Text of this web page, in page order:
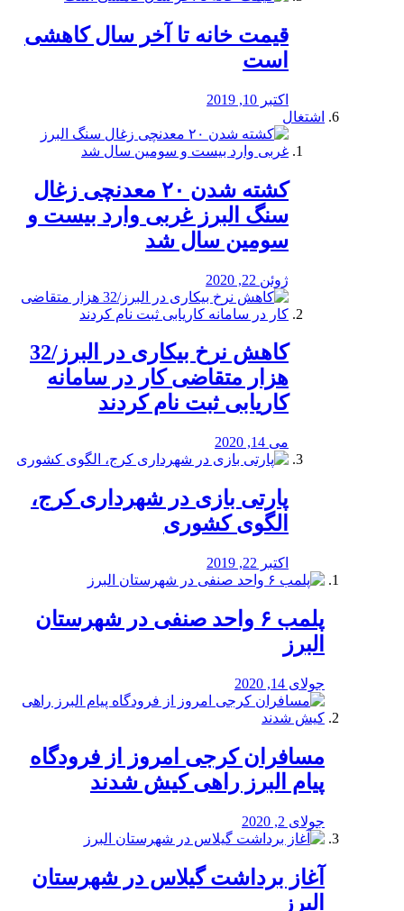
قیمت خانه تا آخر سال کاهشی
است
اکتبر 10, 2019
اشتغال
کشته شدن ۲۰ معدنچی زغال
سنگ البرز غربی وارد بیست و
سومین سال شد
ژوئن 22, 2020
کاهش نرخ بیکاری در البرز/32
هزار متقاضی کار در سامانه
کاریابی ثبت نام کردند
می 14, 2020
پارتی بازی در شهرداری کرج،
الگوی کشوری
اکتبر 22, 2019
پلمب ۶ واحد صنفی در شهرستان
البرز
جولای 14, 2020
مسافران کرجی امروز از فرودگاه
پیام البرز راهی کیش شدند
جولای 2, 2020
آغاز برداشت گیلاس در شهرستان
البرز